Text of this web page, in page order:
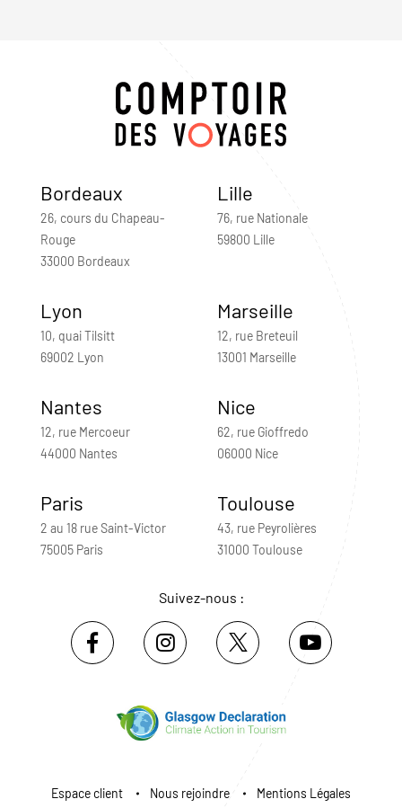
Bordeaux
26, cours du Chapeau-
Rouge
33000 Bordeaux
Lille
76, rue Nationale
59800 Lille
Lyon
10, quai Tilsitt
69002 Lyon
Marseille
12, rue Breteuil
13001 Marseille
Nantes
12, rue Mercoeur
44000 Nantes
Nice
62, rue Gioffredo
06000 Nice
Paris
2 au 18 rue Saint-Victor
75005 Paris
Toulouse
43, rue Peyrolières
31000 Toulouse
Suivez-nous :
Espace client Nous rejoindre
Mentions Légales